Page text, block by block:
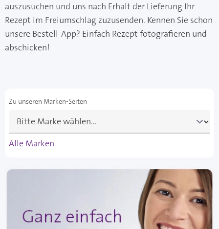
auszusuchen und uns nach Erhalt der Lieferung Ihr
Rezept im Freiumschlag zuzusenden. Kennen Sie schon
unsere Bestell-App? Einfach Rezept fotografieren und
abschicken!
Zu unseren Marken-Seiten
Alle Marken